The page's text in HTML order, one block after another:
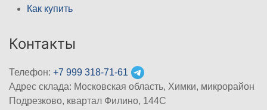
Как купить
Контакты
Телефон: +7 999 318-71-61
Адрес склада: Московская область, Химки, микрорайон
Подрезково, квартал Филино, 144С